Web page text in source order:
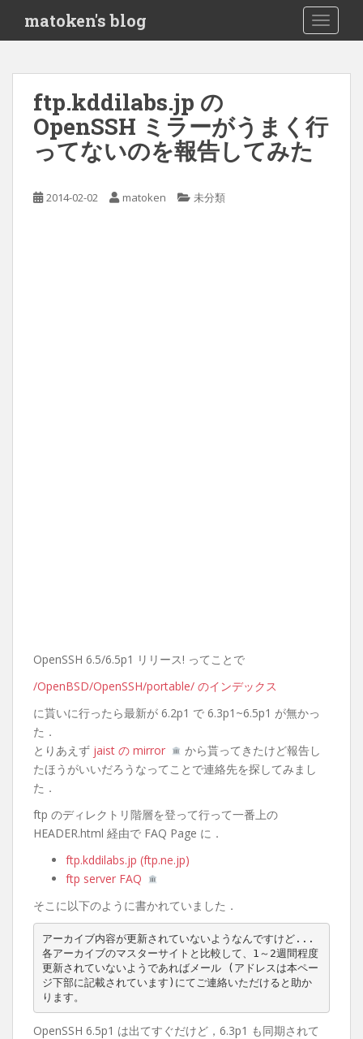
i
matoken's blog
ftp.kddilabs.jp の
OpenSSH ミラーがうまく行
ってないのを報告してみた
2014-02-02 matoken 未分類
OpenSSH 6.5/6.5p1 リリース! ってことで
/OpenBSD/OpenSSH/portable/ のインデックス
に貰いに行ったら最新が 6.2p1 で 6.3p1~6.5p1 が無かっ
た．
とりあえず jaist の mirror
から貰ってきたけど報告し
たほうがいいだろうなってことで連絡先を探してみまし
た．
ftp のディレクトリ階層を登って行って一番上の
HEADER.html 経由で FAQ Page に．
ftp.kddilabs.jp (ftp.ne.jp)
ftp server FAQ
そこに以下のように書かれていました．
アーカイブ内容が更新されていないようなんですけど...
各アーカイブのマスターサイトと比較して、1～2週間程度
更新されていないようであればメール (アドレスは本ペー
ジ下部に記載されています)にてご連絡いただけると助か
OpenSSH 6.5p1 は出てすぐだけど，6.3p1 も同期されて